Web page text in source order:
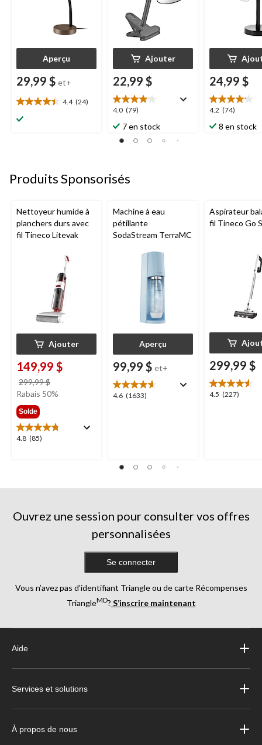
Aperçu
29,99 $ et+
4.4 (24)
4.4
étoile(s)
Ajouter
22,99 $
4.0 (79)
4.0
étoile(s)
sur
5.
7 en stock
24,99 $
4.2 (74)
4.2
étoile(s)
sur
8 en stock
Produits Sponsorisés
Nettoyeur humide à
planchers durs avec
fil Tineco Litevak
Ajouter
149,99 $
299,99 $
était
Rabais 50%
Solde
4.8 (85)
4.8
Machine à eau
pétillante
SodaStream TerraMC
Aperçu
99,99 $ et+
4.6 (1633)
4.6
Aspirateur
fil Tineco Go
299,99 $
4.5 (227)
4.5
Ouvrez une session pour consulter vos offres
personnalisées
Se connecter
Vous n’avez pas d’identifiant Triangle ou de carte Récompenses
TriangleMD? S’inscrire maintenant
Aide
Services et solutions
À propos de nous